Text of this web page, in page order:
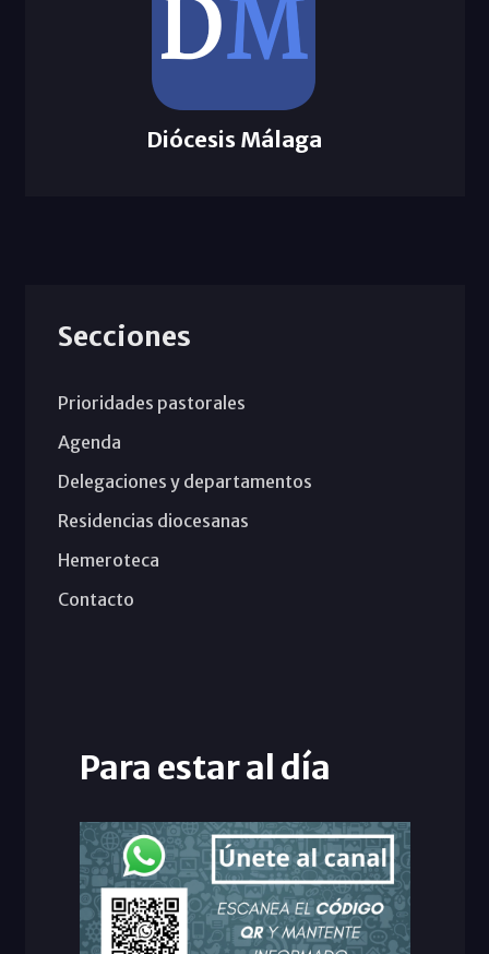
Diócesis Málaga
Secciones
Prioridades pastorales
Agenda
Delegaciones y departamentos
Residencias diocesanas
Hemeroteca
Contacto
Para estar al día